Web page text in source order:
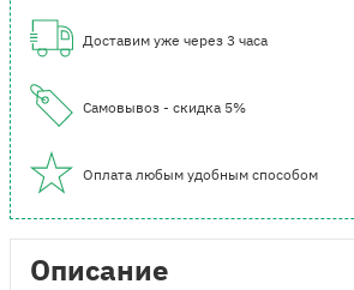
Доставим уже через 3 часа
Самовывоз - скидка 5%
Оплата любым удобным способом
Описание